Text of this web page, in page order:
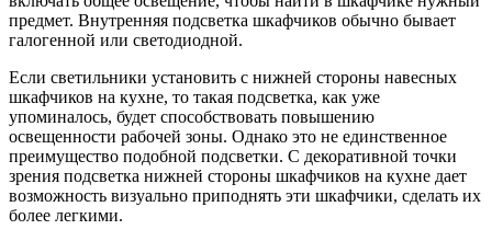
предмет. Внутренняя подсветка шкафчиков обычно бывает
галогенной или светодиодной.
Если светильники установить с нижней стороны навесных
шкафчиков на кухне, то такая подсветка, как уже
упоминалось, будет способствовать повышению
освещенности рабочей зоны. Однако это не единственное
преимущество подобной подсветки. С декоративной точки
зрения подсветка нижней стороны шкафчиков на кухне дает
возможность визуально приподнять эти шкафчики, сделать их
более легкими.